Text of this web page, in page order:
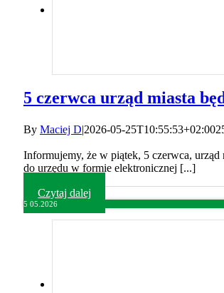
5 czerwca urząd miasta
By Maciej D|2026-05-25T10:55:53+02:00
Informujemy, że w piątek, 5 czerwca, urząd
do urzędu w formie elektronicznej [...]
Czytaj dalej
5 05.2026